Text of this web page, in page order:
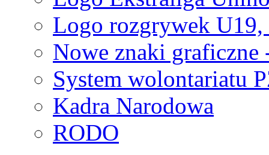
Logo rozgrywek
Nowe znaki graficzne
System wolontariatu
Kadra Narodowa
RODO